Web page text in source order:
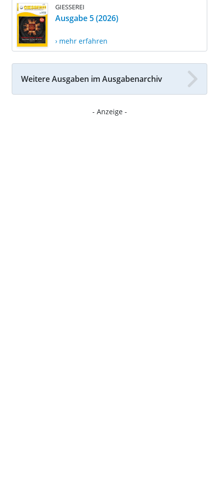
GIESSEREI
Ausgabe 5 (2026)
› mehr erfahren
Weitere Ausgaben im Ausgabenarchiv
- Anzeige -